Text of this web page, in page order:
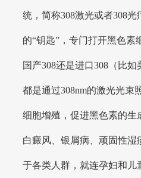
统，简称308激光或者308
的“钥匙”，专门打开黑色素
国产308还是进口308（比
都是通过308nm的激光光束
细胞增殖，促进黑色素的生
白癜风、银屑病、顽固性湿
于各类人群，就连孕妇和儿